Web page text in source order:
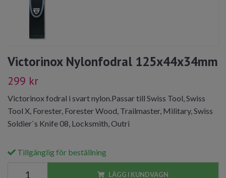
Victorinox Nylonfodral 125x44x34mm
299 kr
Victorinox fodral i svart nylon.Passar till Swiss Tool, Swiss
Tool X, Forester, Forester Wood, Trailmaster, Military, Swiss
Soldier`s Knife 08, Locksmith, Outri
Tillgänglig för beställning
LÄGG I KUNDVAGN